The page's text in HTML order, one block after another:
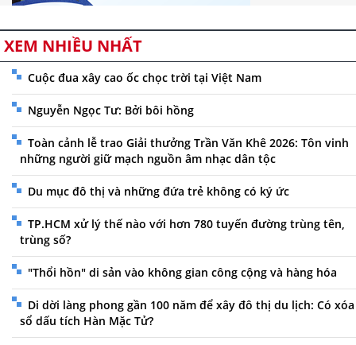
XEM NHIỀU NHẤT
Cuộc đua xây cao ốc chọc trời tại Việt Nam
Nguyễn Ngọc Tư: Bởi bôi hồng
Toàn cảnh lễ trao Giải thưởng Trần Văn Khê 2026: Tôn vinh
những người giữ mạch nguồn âm nhạc dân tộc
Du mục đô thị và những đứa trẻ không có ký ức
TP.HCM xử lý thế nào với hơn 780 tuyến đường trùng tên,
trùng số?
"Thổi hồn" di sản vào không gian công cộng và hàng hóa
Di dời làng phong gần 100 năm để xây đô thị du lịch: Có xóa
sổ dấu tích Hàn Mặc Tử?